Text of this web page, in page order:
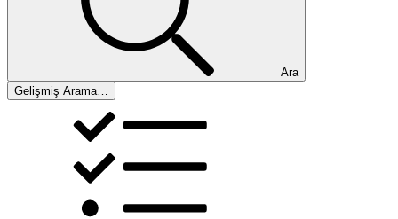
Ara
Gelişmiş Arama…